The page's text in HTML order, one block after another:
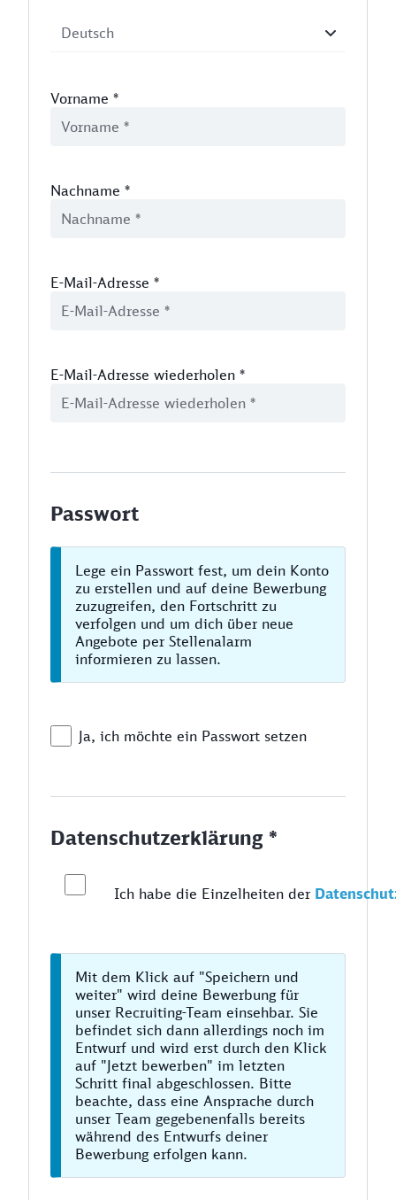
Vorname *
Nachname *
E-Mail-Adresse *
E-Mail-Adresse wiederholen *
Passwort
Lege ein Passwort fest, um dein Konto
zu erstellen und auf deine Bewerbung
zuzugreifen, den Fortschritt zu
verfolgen und um dich über neue
Angebote per Stellenalarm
informieren zu lassen.
Ja, ich möchte ein Passwort setzen
Datenschutzerklärung *
Ich habe die Einzelheiten der
Mit dem Klick auf "Speichern und
weiter" wird deine Bewerbung für
unser Recruiting-Team einsehbar. Sie
befindet sich dann allerdings noch im
Entwurf und wird erst durch den Klick
auf "Jetzt bewerben" im letzten
Schritt final abgeschlossen. Bitte
beachte, dass eine Ansprache durch
unser Team gegebenenfalls bereits
während des Entwurfs deiner
Bewerbung erfolgen kann.